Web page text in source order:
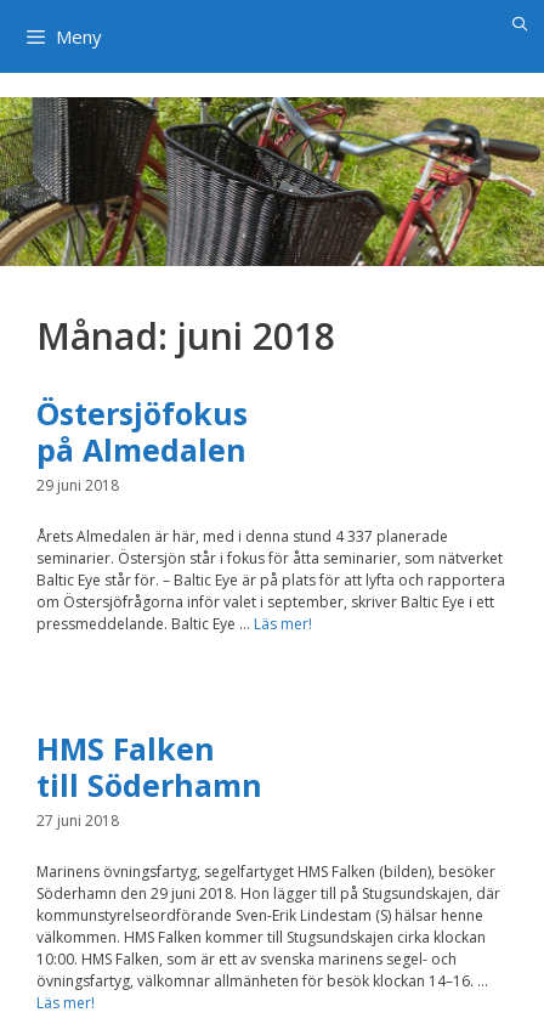
Meny
Månad: juni 2018
Östersjöfokus
på Almedalen
29 juni 2018
Årets Almedalen är här, med i denna stund 4 337 planerade
seminarier. Östersjön står i fokus för åtta seminarier, som nätverket
Baltic Eye står för. – Baltic Eye är på plats för att lyfta och rapportera
om Östersjöfrågorna inför valet i september, skriver Baltic Eye i ett
pressmeddelande. Baltic Eye … Läs mer!
HMS Falken
till Söderhamn
27 juni 2018
Marinens övningsfartyg, segelfartyget HMS Falken (bilden), besöker
Söderhamn den 29 juni 2018. Hon lägger till på Stugsundskajen, där
kommunstyrelseordförande Sven-Erik Lindestam (S) hälsar henne
välkommen. HMS Falken kommer till Stugsundskajen cirka klockan
10:00. HMS Falken, som är ett av svenska marinens segel- och
övningsfartyg, välkomnar allmänheten för besök klockan 14–16. …
Läs mer!
×
Nödvändiga
Dessa kakor går
inte att välja
hemsidans
funktionalitet
och
uppbyggnad,
baserat på
hur
hemsidan